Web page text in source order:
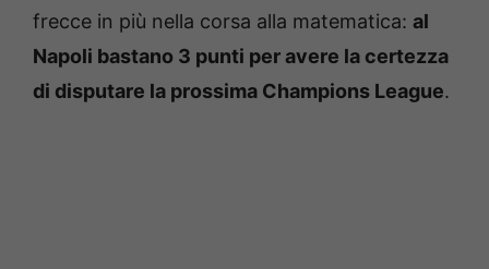
frecce in più nella corsa alla matematica: al
Napoli bastano 3 punti per avere la certezza
di disputare la prossima Champions League.